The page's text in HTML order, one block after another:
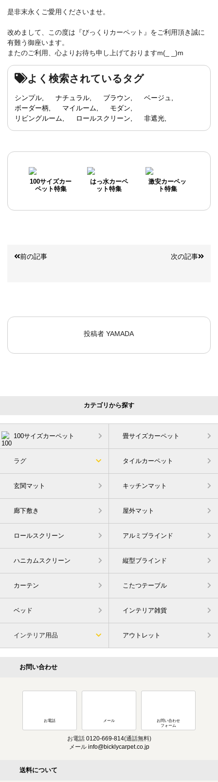
是非末永くご愛用くださいませ。
改めまして、この度は『びっくりカーペット』をご利用頂き誠に
有難う御座います。
またのご利用、心よりお待ち申し上げておりますm(_ _)m
よく検索されているタグ
シンプル ナチュラル ブラウン
ベージュ
ボーダー柄
マイルーム
モダン
リビングルーム
ロールスクリーン 非遮光
100サイズカー
ペット特集
はっ水カーペ
ット特集
激安カーペッ
ト特集
前の記事 次の記事
投稿者 YAMADA
カテゴリから探す
100サイズカーペット 畳サイズカーペット
ラグ タイルカーペット
玄関マット キッチンマット
廊下敷き 屋外マット
ロールスクリーン アルミブラインド
ハニカムスクリーン 縦型ブラインド
カーテン こたつテーブル
ベッド インテリア雑貨
インテリア用品 アウトレット
お問い合わせ
お電話 メール
お問い合わせ
フォーム
お電話 0120-669-814(通話無料)
メール info@bicklycarpet.co.jp
送料について